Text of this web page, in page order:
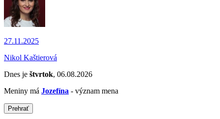
27.11.2025
Nikol Kaštierová
Dnes je štvrtok, 06.08.2026
Meniny má Jozefína - význam mena
Prehrať